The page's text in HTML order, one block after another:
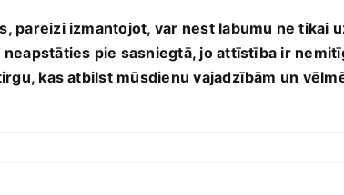
pareizi izmantojot, var nest‍ labumu ne tikai
pie sasniegtā, jo attīstība ir
kas atbilst mūsdienu‍ vajadzībām ‍un